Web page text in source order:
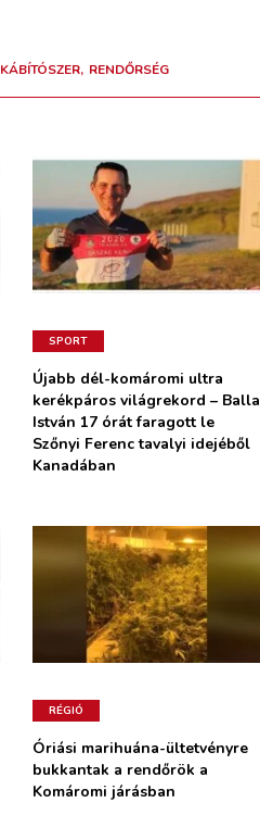
KÁBÍTÓSZER RENDŐRSÉG
SPORT
Újabb dél-komáromi ultra
kerékpáros világrekord – Balla
István 17 órát faragott le
Szőnyi Ferenc tavalyi idejéből
Kanadában
RÉGIÓ
Óriási marihuána-ültetvényre
bukkantak a rendőrök a
Komáromi járásban